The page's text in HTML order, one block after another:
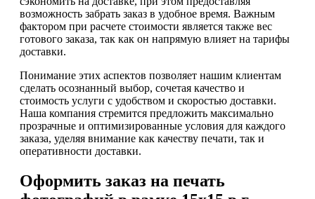
возможность забрать заказ в удобное время. Важным
фактором при расчете стоимости является также вес
готового заказа, так как он напрямую влияет на тарифы
доставки.
Понимание этих аспектов позволяет нашим клиентам
сделать осознанный выбор, сочетая качество и
стоимость услуги с удобством и скоростью доставки.
Наша компания стремится предложить максимально
прозрачные и оптимизированные условия для каждого
заказа, уделяя внимание как качеству печати, так и
оперативности доставки.
Оформить заказ на печать